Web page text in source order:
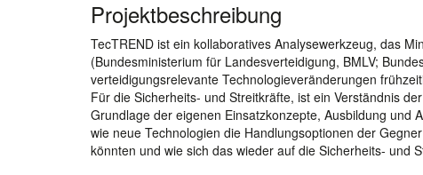
Projektbeschreibung
TecTREND ist ein kollaboratives Analysewerkzeug, das
(Bundesministerium für Landesverteidigung, BMLV;
verteidigungsrelevante Technologieveränderungen
Für die Sicherheits- und Streitkräfte, ist ein Verständnis
Grundlage der eigenen Einsatzkonzepte, Ausbildung und
wie neue Technologien die Handlungsoptionen der
könnten und wie sich das wieder auf die Sicherheits- und